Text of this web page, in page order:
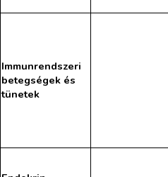
Immunrendszeri
betegségek és
tünetek